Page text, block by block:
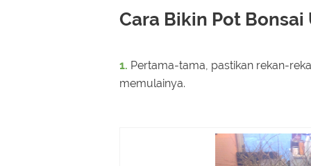
Cara Bikin Pot
1. Pertama-tama, pastikan rekan-
memulainya.